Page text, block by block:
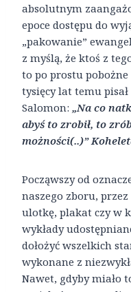
absolutnym
epoce dostępu do
„pakowanie”
z myślą, że ktoś z
to po prostu pobożne
tysięcy lat temu
Salomon: „Na co
abyś to zrobił, to
możności(..)”
Począwszy od
naszego zboru,
ulotkę, plakat czy w
wykłady
dołożyć wszelkich
wykonane z
Nawet, gdyby miało